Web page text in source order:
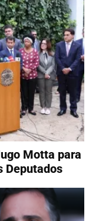
Motta para
Deputados